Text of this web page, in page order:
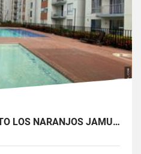
ALQUILER APARTAMENTO LOS NARANJOS JAMUNDI